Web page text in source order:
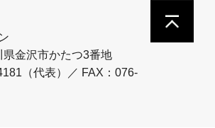
県金沢市かたつ3番地
（代表）／ FAX：076-